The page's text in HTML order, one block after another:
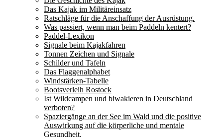
Das Kajak im Militäreinsatz
Ratschläge für die Anschaffung der Ausrüstung.
Was passiert, wenn man beim Paddeln kentert?
Paddel-Lexikon
Signale beim Kajakfahren
Tonnen Zeichen und Signale
Schilder und Tafeln
Das Flaggenalphabet
Windstärken-Tabelle
Bootsverleih Rostock
Ist Wildcampen und biwakieren in Deutschland
verboten?
Spaziergänge an der See im Wald und die positive
Auswirkung auf die körperliche und mentale
Gesundheit.